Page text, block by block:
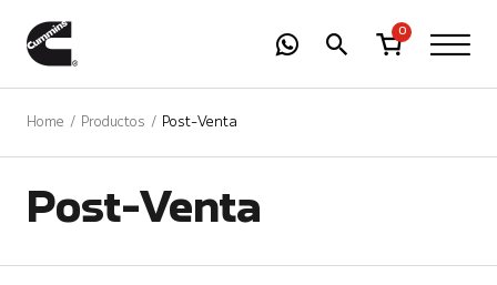
0
Home Productos Post-Venta
Post-Venta